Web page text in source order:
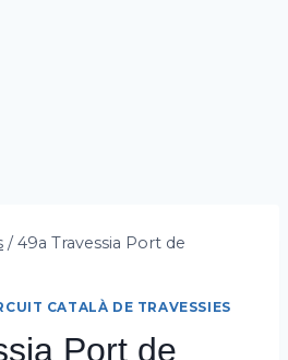
/ 49a Travessia Port de
CATALÀ DE TRAVESSIES
Port de